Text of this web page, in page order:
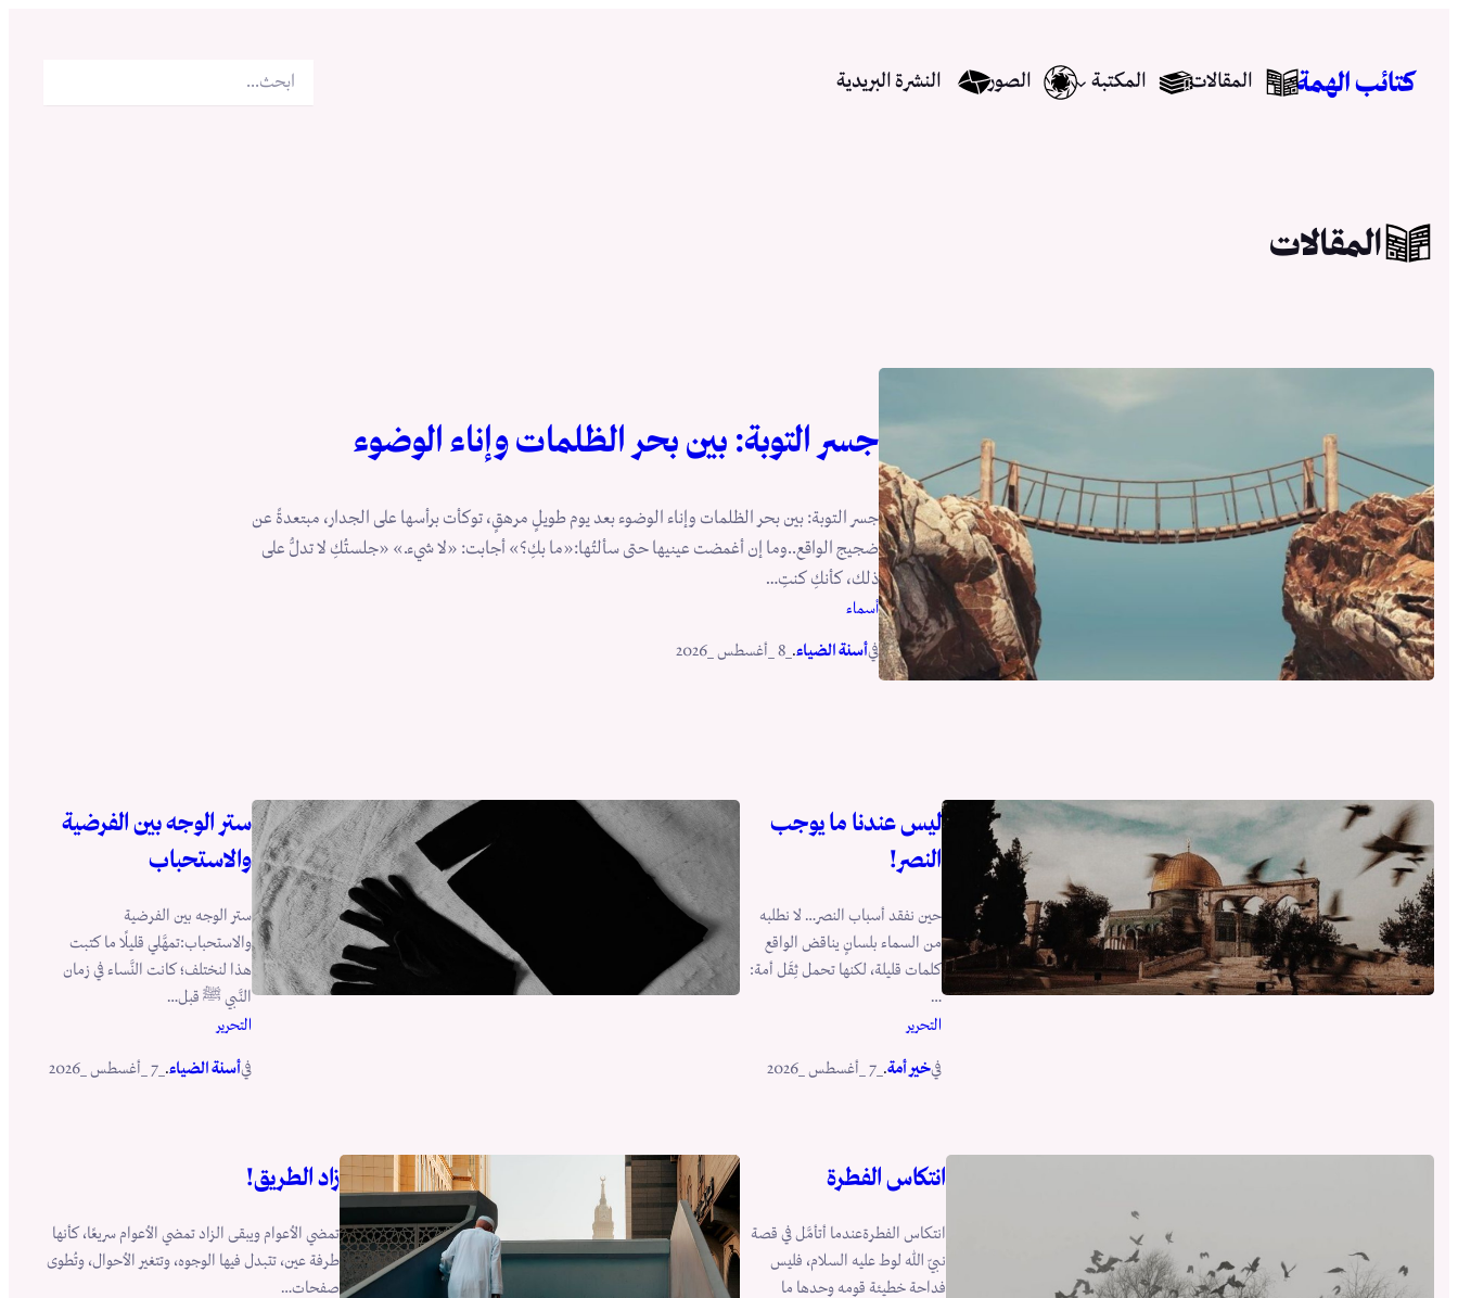
المحتوىكتائب الهمة المقالات المكتبة الصور النشرة البريدية البحث
المقالات
جسر التوبة: بين بحر الظلمات وإناء الوضوء
جسر التوبة: بين بحر الظلمات وإناء الوضوء بعد يوم طويلٍ مرهقٍ، توكأت برأسها على الجدار، مبتعدةً عن
ضجيج الواقع..وما إن أغمضت عينيها حتى سألتُها:«ما بكِ؟» أجابت: «لا شيء.» «جلستُكِ لا تدلُّ على
ذلك، كأنكِ كنتِ…
أسماء
فيأسنة الضياء.
ليس عندنا ما يوجب
النصر!
حين نفقد أسباب النصر… لا نطلبه
من السماء بلسانٍ يناقض الواقع
كلمات قليلة، لكنها تحمل ثِقَل أمة:
…
التحرير
فيخير أمة. _7 _أغسطس _2026
ستر الوجه بين الفرضية
والاستحباب
ستر الوجه بين الفرضية
والاستحباب:تمهَّلي قليلًا ما كتبت
هذا لنختلف؛ كانت النَّساء في زمان
النَّبي ﷺ قبل…
التحرير
فيأسنة الضياء. _7 _أغسطس _2026
انتكاس الفطرة
انتكاس الفطرةعندما أتأمَّل في قصة
نبيّ الله لوط عليه السلام، فليس
فداحة خطيئة قومه وحدها ما
زاد الطريق!
تمضي الأعوام ويبقى الزاد تمضي الأعوام سريعًا، كأنها
طرفة عين، تتبدل فيها الوجوه، وتتغير الأحوال، وتُطوى
صفحات…